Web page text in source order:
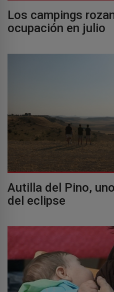
Los campings
ocupación en julio
Autilla del Pino,
del eclipse